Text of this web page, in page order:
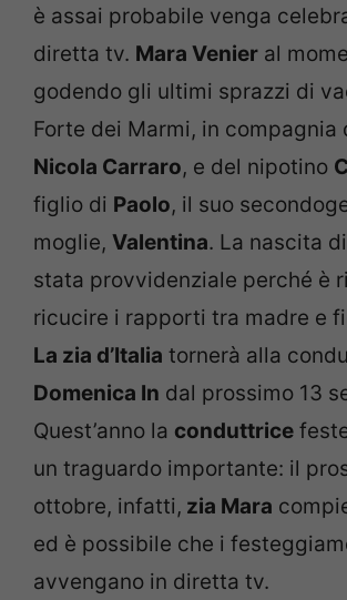
è assai probabile venga
diretta tv. Mara Venier al
godendo gli ultimi sprazzi di
Forte dei Marmi, in compagnia
Nicola Carraro, e del nipotino
figlio di Paolo, il suo
moglie, Valentina. La nascita di
stata provvidenziale perché è
ricucire i rapporti tra madre e
La zia d’Italia tornerà alla
Domenica In dal prossimo 13
Quest’anno la conduttrice
un traguardo importante: il
ottobre, infatti, zia Mara
ed è possibile che i
avvengano in diretta tv.